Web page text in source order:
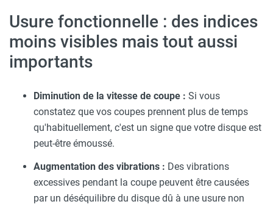
Usure fonctionnelle : des indices
moins visibles mais tout aussi
importants
Diminution de la vitesse de coupe : Si vous
constatez que vos coupes prennent plus de temps
qu'habituellement, c'est un signe que votre disque est
peut-être émoussé.
Augmentation des vibrations : Des vibrations
excessives pendant la coupe peuvent être causées
par un déséquilibre du disque dû à une usure non